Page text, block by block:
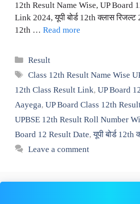
12th Result Name Wise, UP Board
Link 2024, यूपी बोर्ड 12th क्लास
12th … Read more
Categories
Result
Tags
Class 12th Result Name Wise
12th Class Result Link, UP Board
Aayega, UP Board Class 12th
UPBSE 12th Result Roll Number
Board 12 Result Date,यूपी बोर्ड 12th
Leave a comment